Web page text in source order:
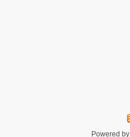
Powered by